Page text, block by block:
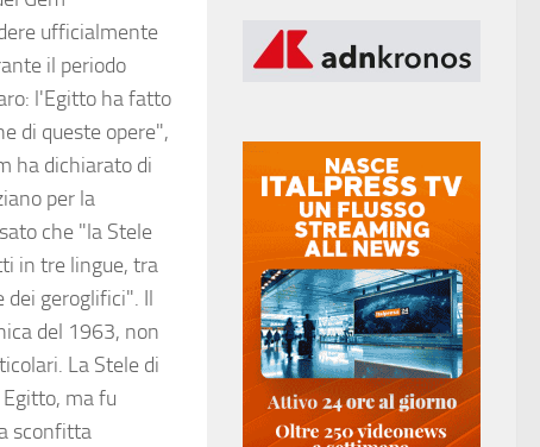
ufficialmente
il periodo
l'Egitto ha fatto
di queste opere",
ha dichiarato di
per la
che "la Stele
in tre lingue, tra
dei geroglifici". Il
del 1963, non
La Stele di
ma fu
sconfitta